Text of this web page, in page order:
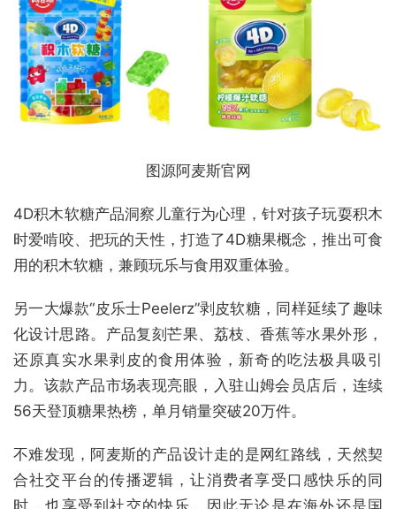
图源阿麦斯官网
4D积木软糖产品洞察儿童行为心理，针对孩子玩耍积木
时爱啃咬、把玩的天性，打造了4D糖果概念，推出可食
用的积木软糖，兼顾玩乐与食用双重体验。
另一大爆款“皮乐士Peelerz”剥皮软糖，同样延续了趣味
化设计思路。产品复刻芒果、荔枝、香蕉等水果外形，
还原真实水果剥皮的食用体验，新奇的吃法极具吸引
力。该款产品市场表现亮眼，入驻山姆会员店后，连续
56天登顶糖果热榜，单月销量突破20万件。
不难发现，阿麦斯的产品设计走的是网红路线，天然契
合社交平台的传播逻辑，让消费者享受口感快乐的同